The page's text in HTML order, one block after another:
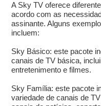
A Sky TV oferece
acordo com as
assinante. Alguns
incluem:
Sky Básico: este pacote
canais de TV básica,
entretenimento e filmes.
Sky Família: este pacote
variedade de canais de